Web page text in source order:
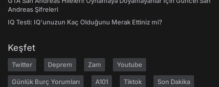
Andreas Şifreleri
IQ Testi: IQ'unuzun Kaç Olduğunu Merak Ettiniz mi?
Keşfet
Twitter Deprem Zam Youtube
Günlük Burç Yorumları A101 Tiktok Son Dakika